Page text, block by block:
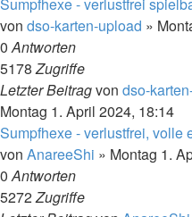
von dso-karten-upload »
0Antworten
5178Zugriffe
Letzter Beitragvon dso-
Montag 1. April 2024, 18:14
Sumpfhexe - verlustfrei, volle
von AnareeShi » Montag 1.
0Antworten
5272Zugriffe